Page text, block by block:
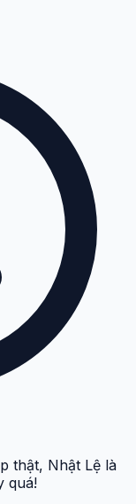
thật, Nhật Lệ là
quá!